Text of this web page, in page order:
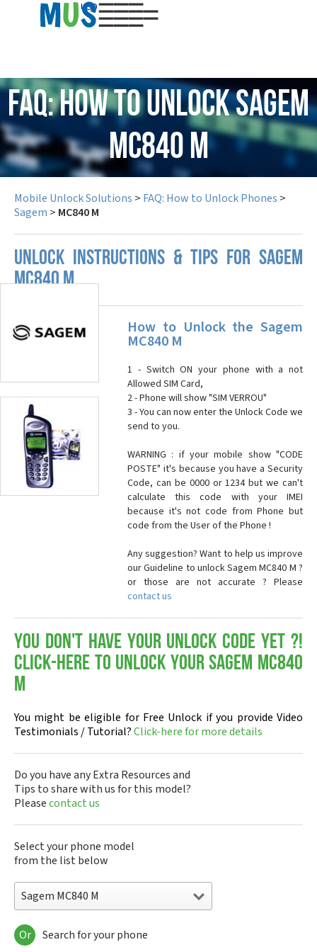
USD
FAQ: How to Unlock Sagem
MC840 M
Mobile Unlock Solutions > FAQ: How to Unlock Phones >
Sagem > MC840 M
UNLOCK INSTRUCTIONS & TIPS FOR SAGEM
MC840 M
How to Unlock the Sagem
MC840 M
1 - Switch ON your phone with a not
Allowed SIM Card,
2 - Phone will show "SIM VERROU"
3 - You can now enter the Unlock Code we
send to you.
WARNING : if your mobile show "CODE
POSTE" it's because you have a Security
Code, can be 0000 or 1234 but we can't
calculate this code with your IMEI
because it's not code from Phone but
code from the User of the Phone !
Any suggestion? Want to help us improve
our Guideline to unlock Sagem MC840 M ?
or those are not accurate ? Please
contact us
You don't have your Unlock Code yet ?!
Click-here to Unlock your Sagem MC840
M
You might be eligible for Free Unlock if you provide Video
Testimonials / Tutorial?Click-here for more details
Do you have any Extra Resources and
Tips to share with us for this model?
Pleasecontact us
Select your phone model
from the list below
Sagem MC840 M
Or Search for your phone